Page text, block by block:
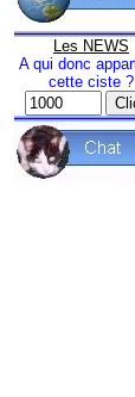
Les NEWS
A qui donc
cette ciste ?